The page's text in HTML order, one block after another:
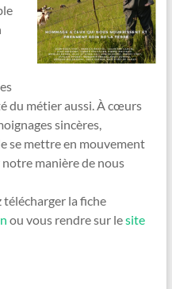
du métier aussi. À cœurs
sincères,
se mettre en mouvement
manière de nous
télécharger la fiche
ou vous rendre sur lesite